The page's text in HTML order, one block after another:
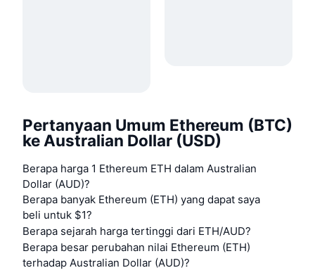
Pertanyaan Umum Ethereum (BTC)
ke Australian Dollar (USD)
Berapa harga 1 Ethereum ETH dalam Australian
Dollar (AUD)?
Berapa banyak Ethereum (ETH) yang dapat saya
beli untuk $1?
Berapa sejarah harga tertinggi dari ETH/AUD?
Berapa besar perubahan nilai Ethereum (ETH)
terhadap Australian Dollar (AUD)?